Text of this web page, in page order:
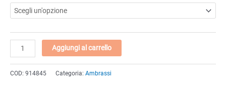
Gancio
"Barocco"
ambrassi
55
Aggiungi al carrello
COD: 914845 Categoria: Ambrassi